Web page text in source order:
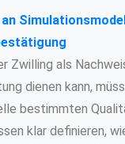
Zwilling als
dienen kann,
bestimmten
klar definieren,